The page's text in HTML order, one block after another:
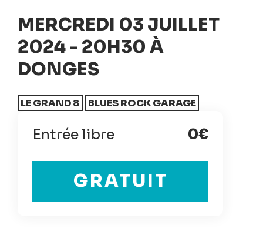
MERCREDI 03 JUILLET
2024 - 20H30 À
DONGES
LE GRAND 8 BLUES ROCK GARAGE
Entrée libre 0€
GRATUIT